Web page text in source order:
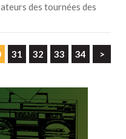
des tournées des
31 32 33 34 >